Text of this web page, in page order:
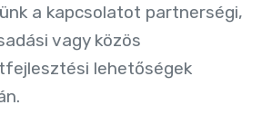
a kapcsolatot partnerségi,
vagy közös
lehetőségek